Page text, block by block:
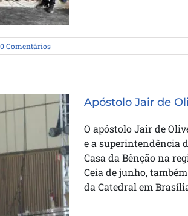
0 Comentários
Assume
Apóstolo Jair de
O apóstolo Jair de
e a superintendência
Casa da Bênção na
Ceia de junho,
da Catedral em